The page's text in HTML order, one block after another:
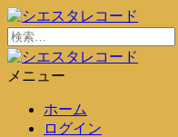
コ
ン
テ
ン
シエスタレコード
中古レコード通販
検
索:
メニュー
ホーム
ログイン